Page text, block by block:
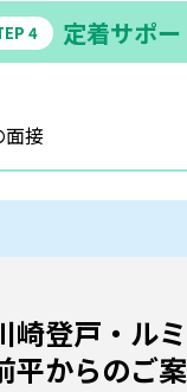
4 定着サポー
接
崎登戸・ル
平からのご